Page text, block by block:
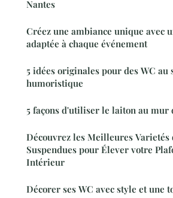
Nantes
Créez une ambiance unique avec
adaptée à chaque événement
5 idées originales pour des WC au
humoristique
5 façons d'utiliser le laiton au mur
Découvrez les Meilleures Varietés
Suspendues pour Élever votre
Intérieur
Décorer ses WC avec style et une